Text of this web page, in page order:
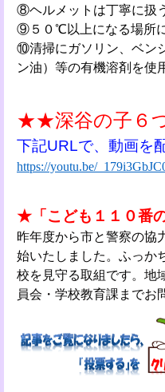
⑧ヘルメットは丁寧に扱
⑨５０℃以上になる場所
⑩清掃にガソリン、ベン
ン油）等の有機溶剤を使
★★深谷の子６
下記URLで、動画を
https://youtu.be/
★「こども１１０番
昨年度から市と警察の協
始いたしました。ふっか
校を見守る取組です。地
員会・学校教育課までお